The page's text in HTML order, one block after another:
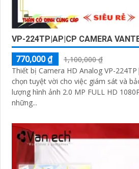
VP-224TP|AP|CP CAMERA
770,000 ₫
1,100,000 ₫
Thiết bị Camera HD Analog VP-
chọn tuyệt vời cho việc giám sát và bảo vệ
lượng hình ảnh 2.0 MP FULL HD
những...